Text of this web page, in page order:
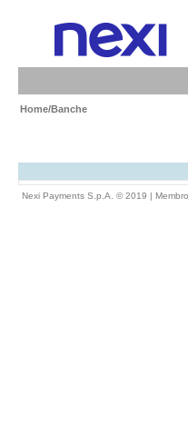
Home/Banche
Nexi Payments S.p.A. © 2019 |